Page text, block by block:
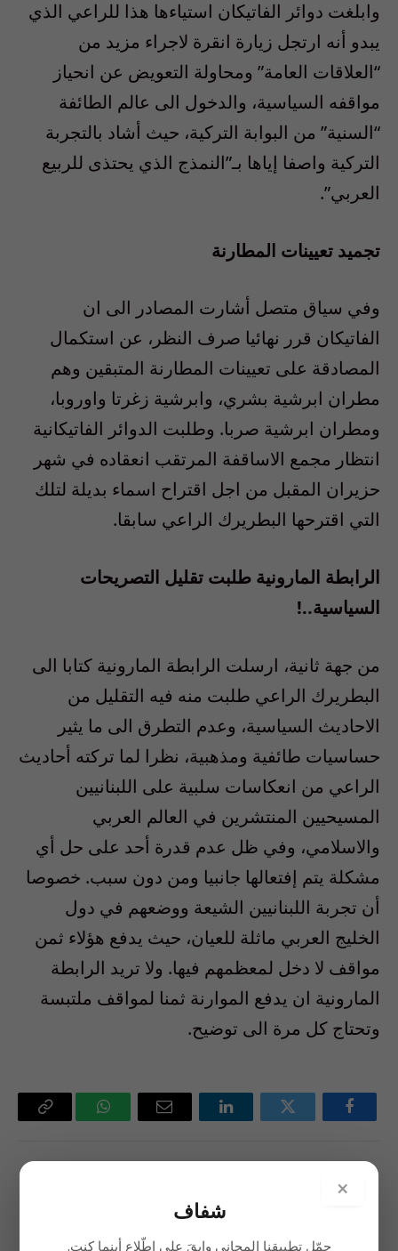
وابلغت دوائر الفاتيكان استياءها هذا للراعي الذي
يبدو أنه ارتجل زيارة انقرة لاجراء مزيد من
“العلاقات العامة” ومحاولة التعويض عن انحياز
مواقفه السياسية، والدخول الى عالم الطائفة
“السنية” من البوابة التركية، حيث أشاد بالتجربة
التركية واصفا إياها بـ”النمذج الذي يحتذى للربيع
العربي”.
تجميد تعيينات المطارنة
وفي سياق متصل أشارت المصادر الى ان
الفاتيكان قرر نهائيا صرف النظر، عن استكمال
المصادقة على تعيينات المطارنة المتبقين وهم
مطران ابرشية بشري، وابرشية زغرتا واوروبا،
ومطران ابرشية صربا. وطلبت الدوائر الفاتيكانية
انتظار مجمع الاساقفة المرتقب انعقاده في شهر
حزيران المقبل من اجل اقتراح اسماء بديلة لتلك
التي اقترحها البطريرك الراعي سابقا.
الرابطة المارونية طلبت تقليل التصريحات
السياسية..!
من جهة ثانية، ارسلت الرابطة المارونية كتابا الى
البطريرك الراعي طلبت منه فيه التقليل من
الاحاديث السياسية، وعدم التطرق الى ما يثير
حساسيات طائفية ومذهبية، نظرا لما تركته أحاديث
الراعي من انعكاسات سلبية على اللبنانيين
المسيحيين المنتشرين في العالم العربي
والاسلامي، وفي ظل عدم قدرة أحد على حل أي
مشكلة يتم إفتعالها جانبيا ومن دون سبب. خصوصا
أن تجربة اللبنانيين الشيعة ووضعهم في دول
الخليج العربي ماثلة للعيان، حيث يدفع هؤلاء ثمن
مواقف لا دخل لمعظمهم فيها. ولا تريد الرابطة
المارونية ان يدفع الموارنة ثمنا لمواقف ملتبسة
وتحتاج كل مرة الى توضيح.
فيسبوك تويتر لينكدإن
البريد
واتساب Copy
الأخوين الناطور: لحوم فاسدة..
وتأديب سياسي بطلب من
دمشق
×
شفاف
حمّل تطبيقنا المجاني وابقَ على اطّلاع أينما كنت.